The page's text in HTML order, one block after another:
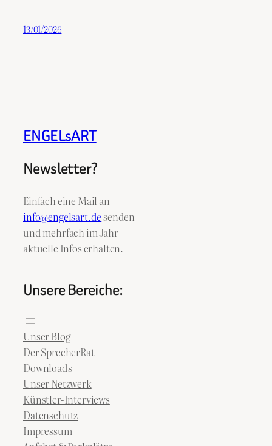
13/01/2026
ENGELsART
Newsletter?
Einfach eine Mail an
info@engelsart.desenden
und mehrfach im Jahr
aktuelle Infos erhalten.
Unsere Bereiche:
Unser Blog
Der SprecherRat
Downloads
Unser Netzwerk
Künstler-Interviews
Datenschutz
Impressum